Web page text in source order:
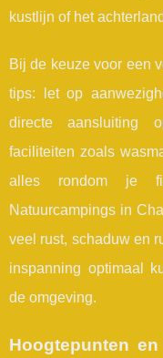
kustlijn of het
Bij de keuze voor een
tips: let op
directe aansluiting
faciliteiten zoals
alles rondom je
Natuurcampings in
veel rust, schaduw en
inspanning optimaal
de omgeving.
Hoogtepunten